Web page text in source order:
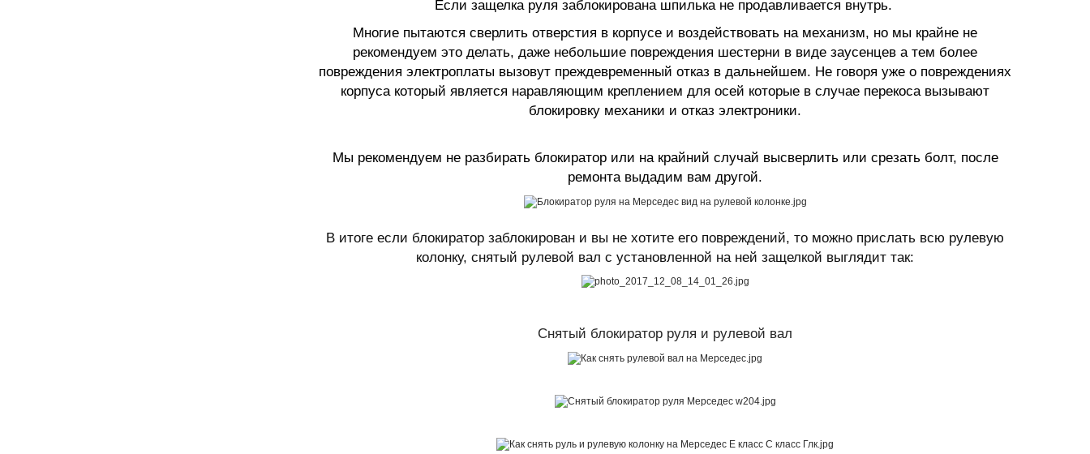
Если защелка руля заблокирована шпилька не продавливается внутрь.
Многие пытаются сверлить отверстия в корпусе и воздействовать на механизм, но мы крайне не
рекомендуем это делать, даже небольшие повреждения шестерни в виде заусенцев а тем более
повреждения электроплаты вызовут преждевременный отказ в дальнейшем. Не говоря уже о повреждениях
корпуса который является наравляющим креплением для осей которые в случае перекоса вызывают
блокировку механики и отказ электроники.
Мы рекомендуем не разбирать блокиратор или на крайний случай высверлить или срезать болт, после
ремонта выдадим вам другой.
В итоге если блокиратор заблокирован и вы не хотите его повреждений, то можно прислать всю рулевую
колонку, снятый рулевой вал с установленной на ней защелкой выглядит так:
Снятый блокиратор руля и рулевой вал